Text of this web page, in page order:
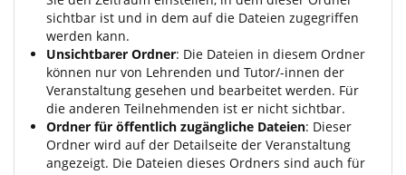
sichtbar ist und in dem auf die Dateien zugegriffen
werden kann.
Unsichtbarer Ordner: Die Dateien in diesem Ordner
können nur von Lehrenden und Tutor/-innen der
Veranstaltung gesehen und bearbeitet werden. Für
die anderen Teilnehmenden ist er nicht sichtbar.
Ordner für öffentlich zugängliche Dateien: Dieser
Ordner wird auf der Detailseite der Veranstaltung
angezeigt. Die Dateien dieses Ordners sind auch für